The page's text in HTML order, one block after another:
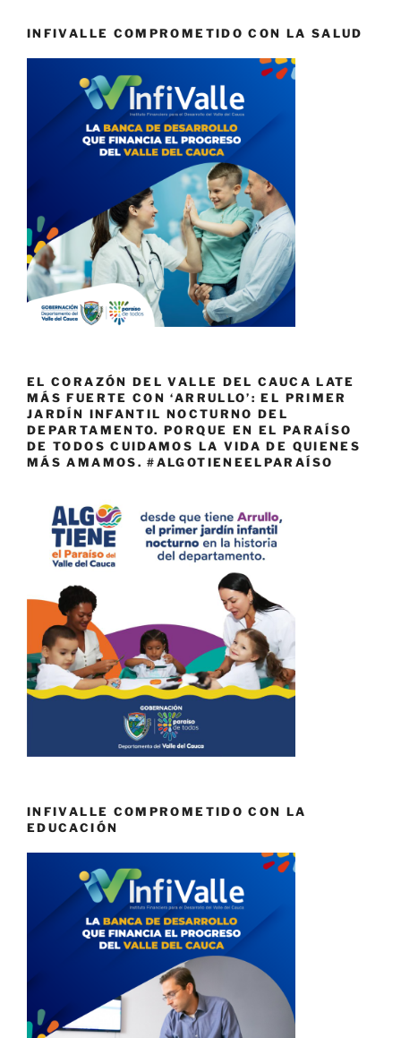
INFIVALLE COMPROMETIDO CON LA SALUD
EL CORAZÓN DEL VALLE DEL CAUCA LATE
MÁS FUERTE CON ‘ARRULLO’: EL PRIMER
JARDÍN INFANTIL NOCTURNO DEL
DEPARTAMENTO. PORQUE EN EL PARAÍSO
DE TODOS CUIDAMOS LA VIDA DE QUIENES
MÁS AMAMOS. #ALGOTIENEELPARAÍSO
INFIVALLE COMPROMETIDO CON LA
EDUCACIÓN